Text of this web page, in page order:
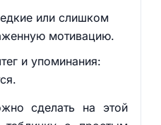
или слишком
мотивацию.
и упоминания:
сделать на этой